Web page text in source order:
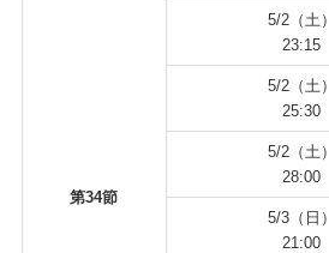
第34節
5/2（土）
23:15
5/2（土）
25:30
5/2（土）
28:00
5/3（日）
21:00